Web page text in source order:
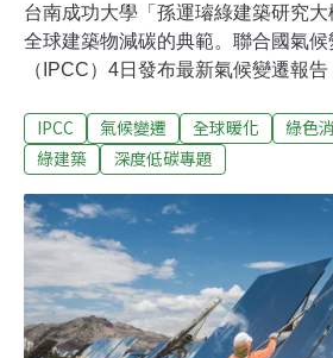
台南成功大學「孫運璿綠建築研究
全球建築物減碳的典範。聯合國氣
（IPCC）4日發布最新氣候變遷報
碳綠建築。台達電子文教基金會今（
邀請IPCC報告首席作者及多位學者
法學校」登國際舞台IPCC週一（4日
告（AR6）的第三工作組報告（
氣候變遷的減緩》，為解讀報告建
基金會今天舉辦「台達氣候沙龍」
首席作者之一的國際知名學者
IPCC 氣候變遷 全球暖化 綠色
綠建築
深度低碳專題